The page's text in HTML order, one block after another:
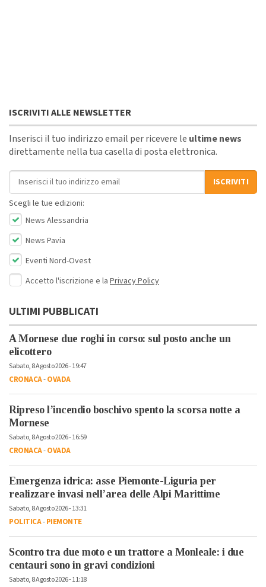
ISCRIVITI ALLE NEWSLETTER
Inserisci il tuo indirizzo email per ricevere le ultime news
direttamente nella tua casella di posta elettronica.
Indirizzo email
ISCRIVITI
Scegli le tue edizioni:
News Alessandria
News Pavia
Eventi Nord-Ovest
Accetto l'iscrizione e la Privacy Policy
ULTIMI PUBBLICATI
A Mornese due roghi in corso: sul posto anche un
elicottero
Sabato, 8 Agosto 2026 - 19:47
CRONACA-OVADA
Ripreso l’incendio boschivo spento la scorsa notte a
Mornese
Sabato, 8 Agosto 2026 - 16:59
CRONACA-OVADA
Emergenza idrica: asse Piemonte-Liguria per
realizzare invasi nell’area delle Alpi Marittime
Sabato, 8 Agosto 2026 - 13:31
POLITICA-PIEMONTE
Scontro tra due moto e un trattore a Monleale: i due
centauri sono in gravi condizioni
Sabato, 8 Agosto 2026 - 11:18